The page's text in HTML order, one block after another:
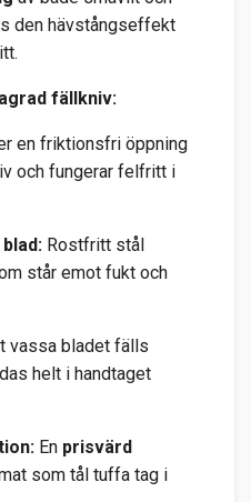
den hävstångseffekt
fällkniv:
en friktionsfri öppning
och fungerar felfritt i
Rostfritt stål
står emot fukt och
vassa bladet fälls
helt i handtaget
En prisvärd
som tål tuffa tag i